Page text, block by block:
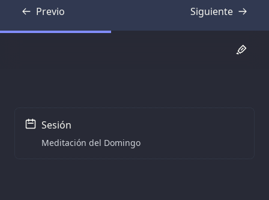
Previo
Transcripción Siguiente
Transcripción
Sesión
Meditación del Domingo